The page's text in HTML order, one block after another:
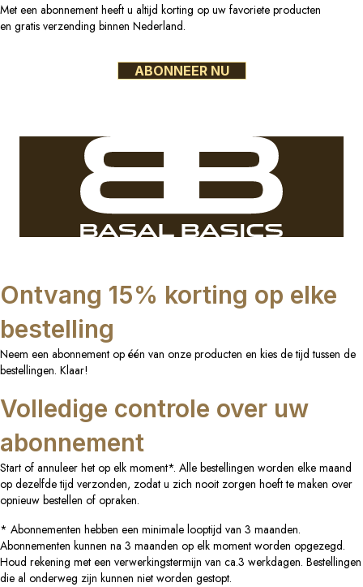
Met een abonnement heeft u altijd korting op uw favoriete producten
en gratis verzending binnen Nederland.
ABONNEER NU
Ontvang 15% korting op elke
bestelling
Neem een abonnement op één van onze producten en kies de tijd tussen de
bestellingen. Klaar!
Volledige controle over uw
abonnement
Start of annuleer het op elk moment*. Alle bestellingen worden elke maand
op dezelfde tijd verzonden, zodat u zich nooit zorgen hoeft te maken over
opnieuw bestellen of opraken.
* Abonnementen hebben een minimale looptijd van 3 maanden.
Abonnementen kunnen na 3 maanden op elk moment worden opgezegd.
Houd rekening met een verwerkingstermijn van ca.3 werkdagen. Bestellingen
die al onderweg zijn kunnen niet worden gestopt.